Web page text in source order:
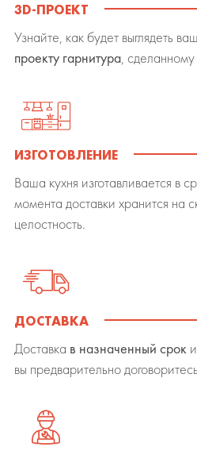
3D-ПРОЕКТ
Узнайте, как будет выглядеть
проекту гарнитура,
ИЗГОТОВЛЕНИЕ
Ваша кухня изготавливается в
момента доставки хранится на
целостность.
ДОСТАВКА
Доставка в назначенный сроки
вы предварительно